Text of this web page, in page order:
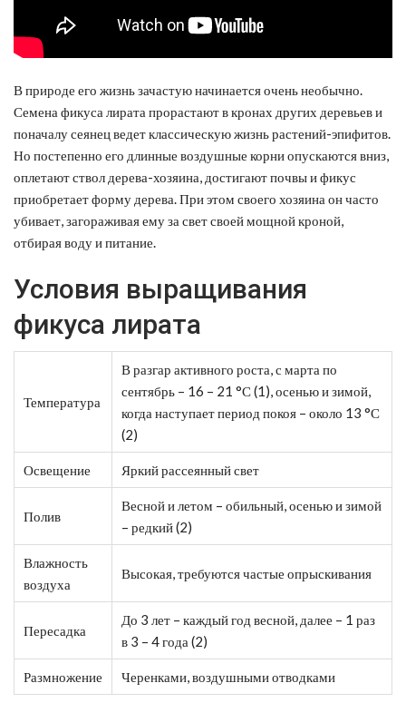
В природе его жизнь зачастую начинается очень необычно.
Семена фикуса лирата прорастают в кронах других деревьев и
поначалу сеянец ведет классическую жизнь растений-эпифитов.
Но постепенно его длинные воздушные корни опускаются вниз,
оплетают ствол дерева-хозяина, достигают почвы и фикус
приобретает форму дерева. При этом своего хозяина он часто
убивает, загораживая ему за свет своей мощной кроной,
отбирая воду и питание.
Условия выращивания
фикуса лирата
Температура
В разгар активного роста, с марта по
сентябрь – 16 – 21 °С (1), осенью и зимой,
когда наступает период покоя – около 13 °С
(2)
Освещение Яркий рассеянный свет
Полив
Весной и летом – обильный, осенью и зимой
– редкий (2)
Влажность
воздуха
Высокая, требуются частые опрыскивания
Пересадка
До 3 лет – каждый год весной, далее – 1 раз
в 3 – 4 года (2)
Размножение Черенками, воздушными отводками